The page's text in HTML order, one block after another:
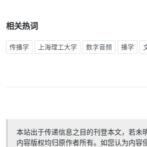
相关热词
传播学 上海理工大学 数字音频 播学
本站出于传递信息之目的刊登本文，若未
内容版权均归原作者所有。如您认为内容